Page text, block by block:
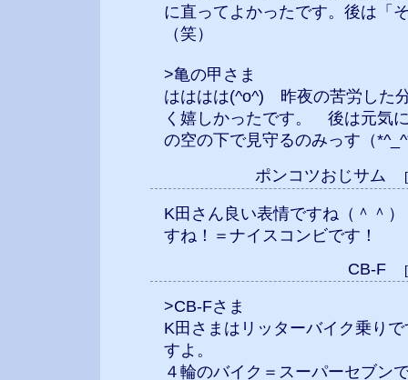
に直ってよかったです。後は「
（笑）
>亀の甲さま
はははは(^o^) 昨夜の苦労した
く嬉しかったです。 後は元気
の空の下で見守るのみっす（
ポンコツおじサム
K田さん良い表情ですね（＾＾
すね！＝ナイスコンビです！
CB-F
>CB-Fさま
K田さまはリッターバイク乗り
すよ。
４輪のバイク＝スーパーセブン